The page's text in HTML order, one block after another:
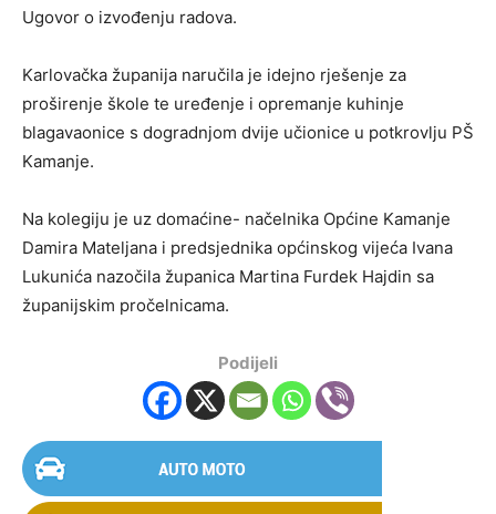
Ugovor o izvođenju radova.
Karlovačka županija naručila je idejno rješenje za
proširenje škole te uređenje i opremanje kuhinje
blagavaonice s dogradnjom dvije učionice u potkrovlju PŠ
Kamanje.
Na kolegiju je uz domaćine- načelnika Općine Kamanje
Damira Mateljana i predsjednika općinskog vijeća Ivana
Lukunića nazočila županica Martina Furdek Hajdin sa
županijskim pročelnicama.
Podijeli